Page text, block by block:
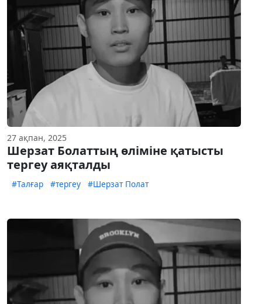
27 ақпан, 2025
Шерзат Болаттың өліміне қатысты
тергеу аяқталды
#Талғар #тергеу #Шерзат Полат